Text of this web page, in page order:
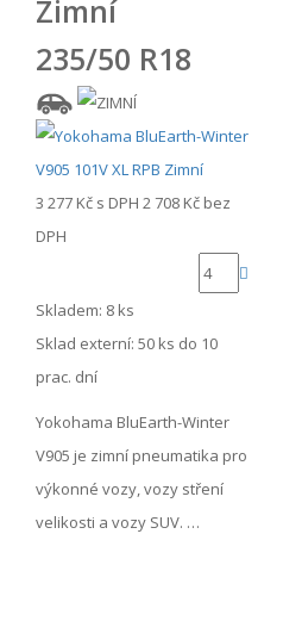
Zimní
235/50 R18
3 277 Kč s DPH 2 708 Kč bez
DPH
Skladem: 8 ks
Sklad externí: 50 ks do 10
prac. dní
Yokohama BluEarth-Winter
V905 je zimní pneumatika pro
výkonné vozy, vozy stření
velikosti a vozy SUV. …